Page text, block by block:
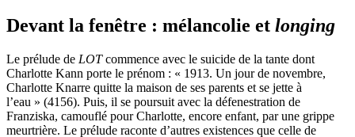
Devant la fenêtre : mélancolie et longing
Le prélude de LOTcommence avec le suicide de la tante dont
Charlotte Kann porte le prénom : « 1913. Un jour de novembre,
Charlotte Knarre quitte la maison de ses parents et se jette à
l’eau » (4156). Puis, il se poursuit avec la défenestration de
Franziska, camouflé pour Charlotte, encore enfant, par une grippe
meurtrière. Le prélude raconte d’autres existences que celle de